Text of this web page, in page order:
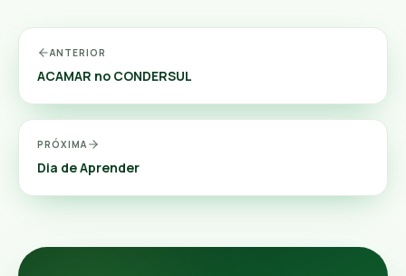
ANTERIOR
ACAMAR no CONDERSUL
PRÓXIMA
Dia de Aprender